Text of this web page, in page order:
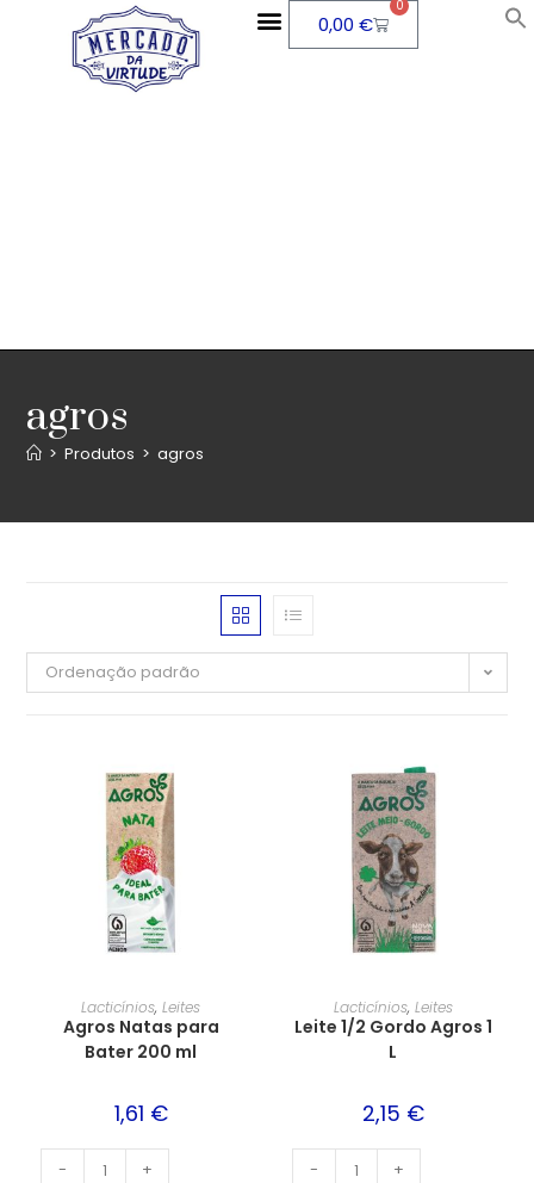
0,00€
0
agros
> Produtos > agros
Ordenação padrão
Lacticínios,Leites
Agros Natas para
Bater 200 ml
1,61 €
- +
Lacticínios, Leites
Leite 1/2 Gordo Agros 1
L
2,15 €
- +